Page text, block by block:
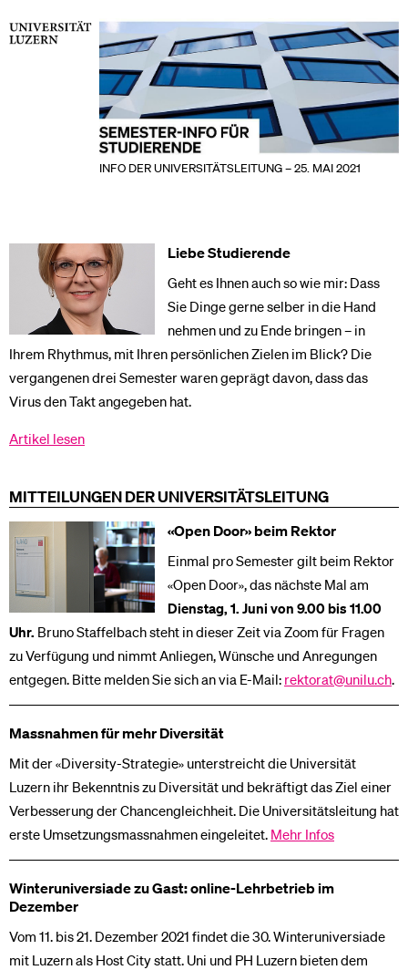
INFO DER UNIVERSITÄTSLEITUNG – 25. MAI 2021
Liebe Studierende
Geht es Ihnen auch so wie mir: Dass
Sie Dinge gerne selber in die Hand
nehmen und zu Ende bringen – in
Ihrem Rhythmus, mit Ihren persönlichen Zielen im Blick? Die
vergangenen drei Semester waren geprägt davon, dass das
Virus den Takt angegeben hat.
Artikel lesen
MITTEILUNGEN DER UNIVERSITÄTSLEITUNG
«Open Door» beim Rektor
Einmal pro Semester gilt beim Rektor
«Open Door», das nächste Mal am
Dienstag, 1. Juni von 9.00 bis 11.00
Uhr. Bruno Staffelbach steht in dieser Zeit via Zoom für Fragen
zu Verfügung und nimmt Anliegen, Wünsche und Anregungen
entgegen. Bitte melden Sie sich an via E-Mail: rektorat@unilu.ch.
Massnahmen für mehr Diversität
Mit der «Diversity-Strategie» unterstreicht die Universität
Luzern ihr Bekenntnis zu Diversität und bekräftigt das Ziel einer
Verbesserung der Chancengleichheit. Die Universitätsleitung hat
erste Umsetzungsmassnahmen eingeleitet. Mehr Infos
Winteruniversiade zu Gast: online-Lehrbetrieb im
Dezember
Vom 11. bis 21. Dezember 2021 findet die 30. Winteruniversiade
mit Luzern als Host City statt. Uni und PH Luzern bieten dem